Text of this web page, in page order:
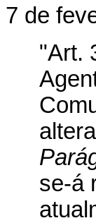
7 de
"Art.
se-á